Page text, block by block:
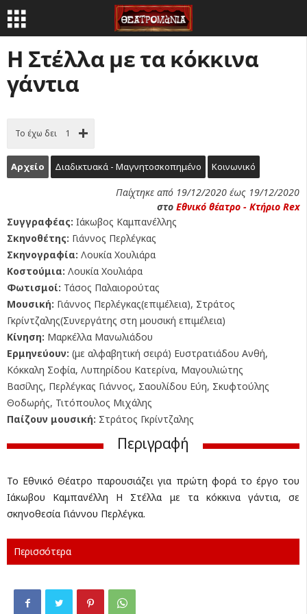
Η Στέλλα με τα κόκκινα
γάντια
Το έχω δει 1
Αρχείο Διαδικτυακά - Μαγνητοσκοπημένο Κοινωνικό
Παίχτηκε από 19/12/2020 έως 19/12/2020
στο Εθνικό θέατρο - Κτήριο Rex
Συγγραφέας: Ιάκωβος Καμπανέλλης
Σκηνοθέτης: Γιάννος Περλέγκας
Σκηνογραφία: Λουκία Χουλιάρα
Κοστούμια: Λουκία Χουλιάρα
Φωτισμοί: Τάσος Παλαιορούτας
Μουσική: Γιάννος Περλέγκας(επιμέλεια), Στράτος
Γκρίντζαλης(Συνεργάτης στη μουσική επιμέλεια)
Κίνηση: Μαρκέλλα Μανωλιάδου
Ερμηνεύουν: (με αλφαβητική σειρά) Ευστρατιάδου Ανθή,
Κόκκαλη Σοφία, Λυπηρίδου Κατερίνα, Μαγουλιώτης
Βασίλης, Περλέγκας Γιάννος, Σαουλίδου Εύη, Σκυφτούλης
Θοδωρής, Τιτόπουλος Μιχάλης
Παίζουν μουσική: Στράτος Γκρίντζαλης
Περιγραφή
Το Εθνικό Θέατρο παρουσιάζει για πρώτη φορά το έργο του
Ιάκωβου Καμπανέλλη Η Στέλλα με τα κόκκινα γάντια, σε
σκηνοθεσία Γιάννου Περλέγκα.
Περισσότερα